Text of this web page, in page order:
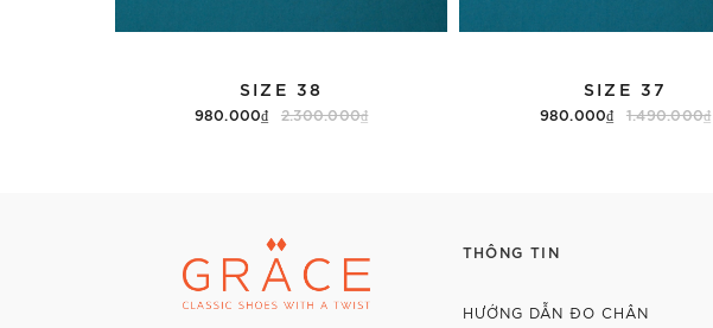
SIZE 38
980.000₫ 2.300.000₫
SIZE 37
980.000₫ 1.490.000₫
THÔNG TIN
HƯỚNG DẪN ĐO CHÂN